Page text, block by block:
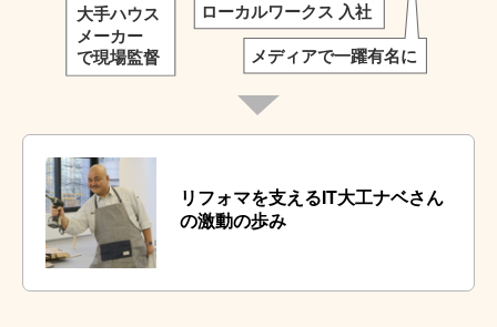
リフォマを支えるIT大工ナベさん
の激動の歩み